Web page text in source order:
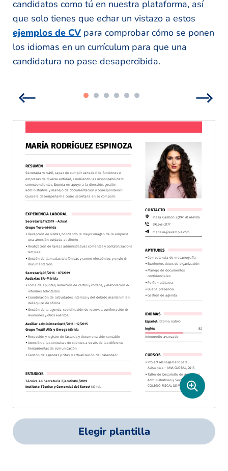
candidatos como tú en nuestra plataforma, así
que solo tienes que echar un vistazo a estos
ejemplos de CV para comprobar cómo se ponen
los idiomas en un currículum para que una
candidatura no pase desapercibida.
Elegir plantilla